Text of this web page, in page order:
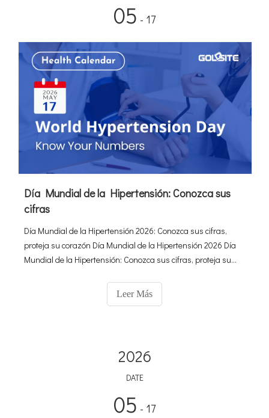
05 - 17
Día Mundial de la Hipertensión: Conozca sus
cifras
Día Mundial de la Hipertensión 2026: Conozca sus cifras,
proteja su corazón Día Mundial de la Hipertensión 2026 Día
Mundial de la Hipertensión: Conozca sus cifras, proteja su
contra el asesino silencioso: la hipertensión
Leer Más
2026
DATE
05 - 17